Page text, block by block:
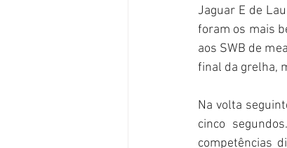
Jaguar E de
foram os mais
aos SWB de
final da grelha,
Na volta
cinco
competências